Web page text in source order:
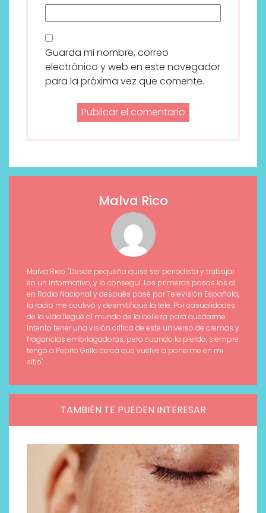
Guarda mi nombre, correo
electrónico y web en este navegador
para la próxima vez que comente.
Malva Rico
Malva Rico. "Desde pequeña quise ser periodista y trabajar
en un informativo, y lo conseguí. Los primeros pasos los di
en Radio Nacional y después pasé por Televisión Española,
la radio me cautivó y desmitifiqué la tele. Por casualidades
de la vida llegué al mundo de la belleza para quedarme.
Intento tener una visión crítica de este universo de cremas y
fragancias embriagadoras, pero cuando la pierdo, siempre
tengo a Pepito Grillo cerca que vuelve a ponerme en mi
sitio".
TAMBIÉN TE PUEDEN INTERESAR